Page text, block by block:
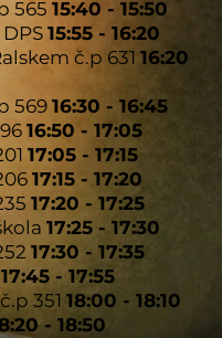
565 15:40 - 15:50
15:55 - 16:20
č.p 631 16:20
569 16:30 - 16:45
16:50 - 17:05
17:05 - 17:15
17:15 - 17:20
17:20 - 17:25
17:25 - 17:30
17:30 - 17:35
17:45 - 17:55
351 18:00 - 18:10
- 18:50